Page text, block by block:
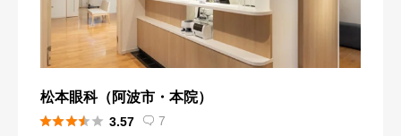
松本眼科（阿波市・本院）
 3.57  7